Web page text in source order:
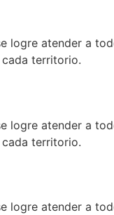
logre atender a
cada territorio.
logre atender a
cada territorio.
logre atender a